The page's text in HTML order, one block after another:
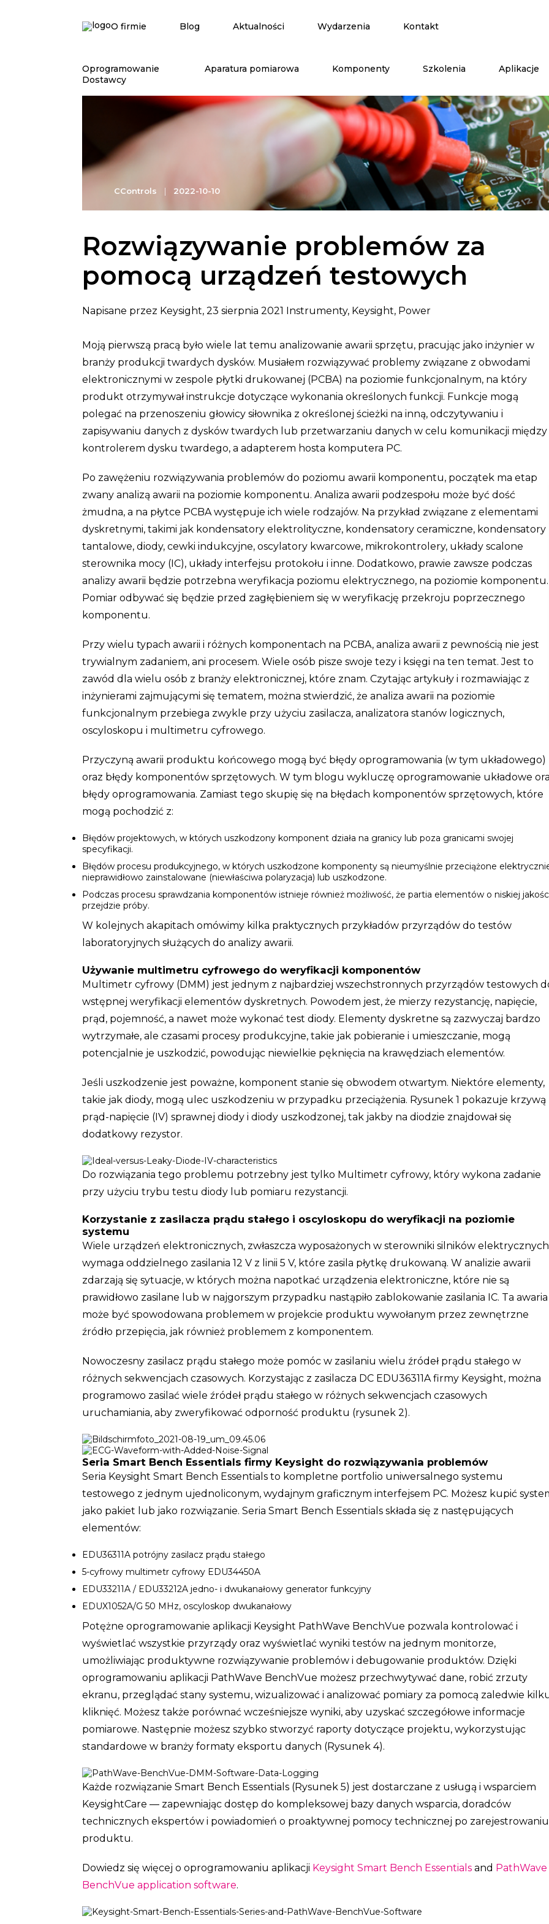
O firmie Blog Aktualności Wydarzenia Kontakt
Oprogramowanie Aparatura pomiarowa Komponenty Szkolenia
Aplikacje
Dostawcy
CControls | 2022-10-10
Rozwiązywanie problemów za
pomocą urządzeń testowych
Napisane przez Keysight, 23 sierpnia 2021 Instrumenty, Keysight, Power
Moją pierwszą pracą było wiele lat temu analizowanie awarii sprzętu, pracując jako inżynier w
branży produkcji twardych dysków. Musiałem rozwiązywać problemy związane z obwodami
elektronicznymi w zespole płytki drukowanej (PCBA) na poziomie funkcjonalnym, na który
produkt otrzymywał instrukcje dotyczące wykonania określonych funkcji. Funkcje mogą
polegać na przenoszeniu głowicy siłownika z określonej ścieżki na inną, odczytywaniu i
zapisywaniu danych z dysków twardych lub przetwarzaniu danych w celu komunikacji między
kontrolerem dysku twardego, a adapterem hosta komputera PC.
Po zawężeniu rozwiązywania problemów do poziomu awarii komponentu, początek ma etap
zwany analizą awarii na poziomie komponentu. Analiza awarii podzespołu może być dość
żmudna, a na płytce PCBA występuje ich wiele rodzajów. Na przykład związane z elementami
dyskretnymi, takimi jak kondensatory elektrolityczne, kondensatory ceramiczne, kondensatory
tantalowe, diody, cewki indukcyjne, oscylatory kwarcowe, mikrokontrolery, układy scalone
sterownika mocy (IC), układy interfejsu protokołu i inne. Dodatkowo, prawie zawsze podczas
analizy awarii będzie potrzebna weryfikacja poziomu elektrycznego, na poziomie komponentu.
Pomiar odbywać się będzie przed zagłębieniem się w weryfikację przekroju poprzecznego
komponentu.
Przy wielu typach awarii i różnych komponentach na PCBA, analiza awarii z pewnością nie jest
trywialnym zadaniem, ani procesem. Wiele osób pisze swoje tezy i księgi na ten temat. Jest to
zawód dla wielu osób z branży elektronicznej, które znam. Czytając artykuły i rozmawiając z
inżynierami zajmującymi się tematem, można stwierdzić, że analiza awarii na poziomie
funkcjonalnym przebiega zwykle przy użyciu zasilacza, analizatora stanów logicznych,
oscyloskopu i multimetru cyfrowego.
Przyczyną awarii produktu końcowego mogą być błędy oprogramowania (w tym układowego)
oraz błędy komponentów sprzętowych. W tym blogu wykluczę oprogramowanie układowe
błędy oprogramowania. Zamiast tego skupię się na błędach komponentów sprzętowych, które
mogą pochodzić z:
Błędów projektowych, w których uszkodzony komponent działa na granicy lub poza granicami swojej
specyfikacji.
Błędów procesu produkcyjnego, w których uszkodzone komponenty są nieumyślnie przeciążone
nieprawidłowo zainstalowane (niewłaściwa polaryzacja) lub uszkodzone.
Podczas procesu sprawdzania komponentów istnieje również możliwość, że partia elementów o niskiej
przejdzie próby.
W kolejnych akapitach omówimy kilka praktycznych przykładów przyrządów do testów
laboratoryjnych służących do analizy awarii.
Używanie multimetru cyfrowego do weryfikacji komponentów
Multimetr cyfrowy (DMM) jest jednym z najbardziej wszechstronnych przyrządów testowych
wstępnej weryfikacji elementów dyskretnych. Powodem jest, że mierzy rezystancję, napięcie,
prąd, pojemność, a nawet może wykonać test diody. Elementy dyskretne są zazwyczaj bardzo
wytrzymałe, ale czasami procesy produkcyjne, takie jak pobieranie i umieszczanie, mogą
potencjalnie je uszkodzić, powodując niewielkie pęknięcia na krawędziach elementów.
Jeśli uszkodzenie jest poważne, komponent stanie się obwodem otwartym. Niektóre elementy,
takie jak diody, mogą ulec uszkodzeniu w przypadku przeciążenia. Rysunek 1 pokazuje krzywą
prąd-napięcie (IV) sprawnej diody i diody uszkodzonej, tak jakby na diodzie znajdował się
dodatkowy rezystor.
Do rozwiązania tego problemu potrzebny jest tylko Multimetr cyfrowy, który wykona zadanie
przy użyciu trybu testu diody lub pomiaru rezystancji.
Korzystanie z zasilacza prądu stałego i oscyloskopu do weryfikacji na poziomie
systemu
Wiele urządzeń elektronicznych, zwłaszcza wyposażonych w sterowniki silników
wymaga oddzielnego zasilania 12 V z linii 5 V, które zasila płytkę drukowaną. W analizie awarii
zdarzają się sytuacje, w których można napotkać urządzenia elektroniczne, które nie są
prawidłowo zasilane lub w najgorszym przypadku nastąpiło zablokowanie zasilania IC. Ta awaria
może być spowodowana problemem w projekcie produktu wywołanym przez zewnętrzne
źródło przepięcia, jak również problemem z komponentem.
Nowoczesny zasilacz prądu stałego może pomóc w zasilaniu wielu źródeł prądu stałego w
różnych sekwencjach czasowych. Korzystając z zasilacza DC EDU36311A firmy Keysight, można
programowo zasilać wiele źródeł prądu stałego w różnych sekwencjach czasowych
uruchamiania, aby zweryfikować odporność produktu (rysunek 2).
Seria Smart Bench Essentials firmy Keysight do rozwiązywania problemów
Seria Keysight Smart Bench Essentials to kompletne portfolio uniwersalnego systemu
testowego z jednym ujednoliconym, wydajnym graficznym interfejsem PC. Możesz kupić
jako pakiet lub jako rozwiązanie. Seria Smart Bench Essentials składa się z następujących
elementów:
EDU36311A potrójny zasilacz prądu stałego
5-cyfrowy multimetr cyfrowy EDU34450A
EDU33211A / EDU33212A jedno- i dwukanałowy generator funkcyjny
EDUX1052A/G 50 MHz, oscyloskop dwukanałowy
Potężne oprogramowanie aplikacji Keysight PathWave BenchVue pozwala kontrolować i
wyświetlać wszystkie przyrządy oraz wyświetlać wyniki testów na jednym monitorze,
umożliwiając produktywne rozwiązywanie problemów i debugowanie produktów. Dzięki
oprogramowaniu aplikacji PathWave BenchVue możesz przechwytywać dane, robić zrzuty
ekranu, przeglądać stany systemu, wizualizować i analizować pomiary za pomocą zaledwie
kliknięć. Możesz także porównać wcześniejsze wyniki, aby uzyskać szczegółowe informacje
pomiarowe. Następnie możesz szybko stworzyć raporty dotyczące projektu, wykorzystując
standardowe w branży formaty eksportu danych (Rysunek 4).
Każde rozwiązanie Smart Bench Essentials (Rysunek 5) jest dostarczane z usługą i wsparciem
KeysightCare — zapewniając dostęp do kompleksowej bazy danych wsparcia, doradców
technicznych ekspertów i powiadomień o proaktywnej pomocy technicznej po zarejestrowaniu
produktu.
Dowiedz się więcej o oprogramowaniu aplikacji Keysight Smart Bench Essentials and PathWave
BenchVue application software.